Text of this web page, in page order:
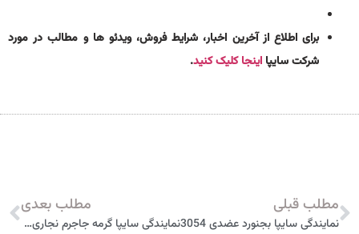
برای اطلاع از آخرین اخبار، شرایط فروش، ویدئو ها و مطالب در مورد
شرکت سایپااینجا کلیک کنید.
مطلب قبلی
نمایندگی سایپا بجنورد عضدی 3054
مطلب بعدی
نمایندگی سایپا گرمه جاجرم نجاری 3010